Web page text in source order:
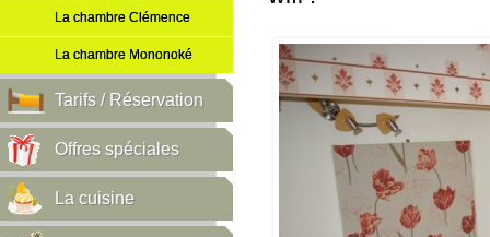
La chambre Clémence
La chambre Mononoké
Tarifs / Réservation
Offres spéciales
La cuisine